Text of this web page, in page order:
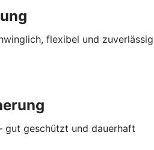
flexibel und zuverlässig
gut geschützt und dauerhaft